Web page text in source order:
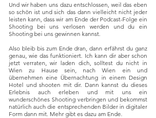
Und wir haben uns dazu entschlossen, weil das eben
so schön ist und sich das dann vielleicht nicht jeder
leisten kann, dass wir am Ende der Podcast-Folge ein
Shooting bei uns verlosen werden und du ein
Shooting bei uns gewinnen kannst.
Also bleib bis zum Ende dran, dann erfährst du ganz
genau, wie das funktioniert. Ich kann dir aber schon
jetzt verraten, wir laden dich, solltest du nicht in
Wien zu Hause sein, nach Wien ein und
übernehmen eine Übernachtung in einem Design
Hotel und shooten mit dir. Dann kannst du dieses
Erlebnis auch erleben und mit uns ein
wunderschönes Shooting verbringen und bekommst
natürlich auch die entsprechenden Bilder in digitaler
Form dann mit. Mehr gibt es dazu am Ende.